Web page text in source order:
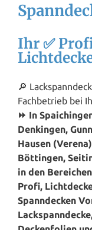
Ihr ✅
🔎
Fachbetrieb bei
⏩ In
Denkingen,
Hausen
Böttingen,
in den
Profi,
Spanndecken